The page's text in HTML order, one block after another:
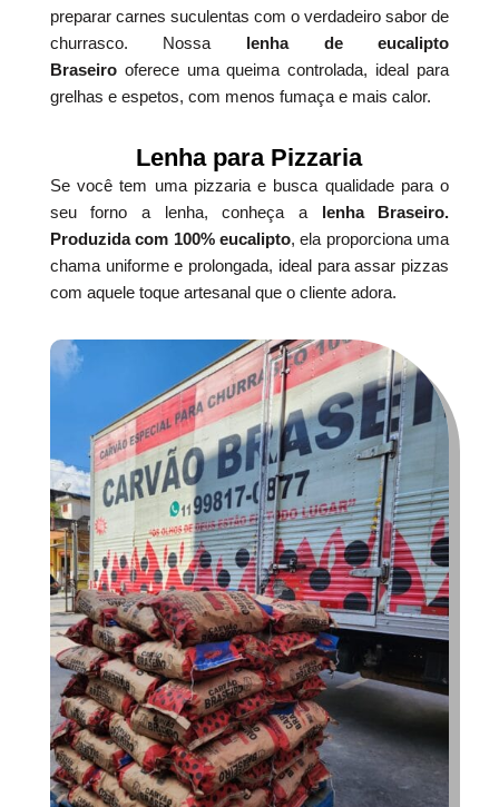
preparar carnes suculentas com o verdadeiro sabor de
churrasco. Nossa lenha de eucalipto
Braseirooferece uma queima controlada, ideal para
grelhas e espetos, com menos fumaça e mais calor.
Lenha para Pizzaria
Se você tem uma pizzaria e busca qualidade para o
seu forno a lenha, conheça a lenha Braseiro.
Produzida com 100% eucalipto, ela proporciona uma
chama uniforme e prolongada, ideal para assar pizzas
com aquele toque artesanal que o cliente adora.